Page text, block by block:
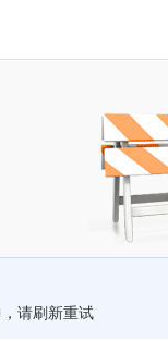
请刷新重试